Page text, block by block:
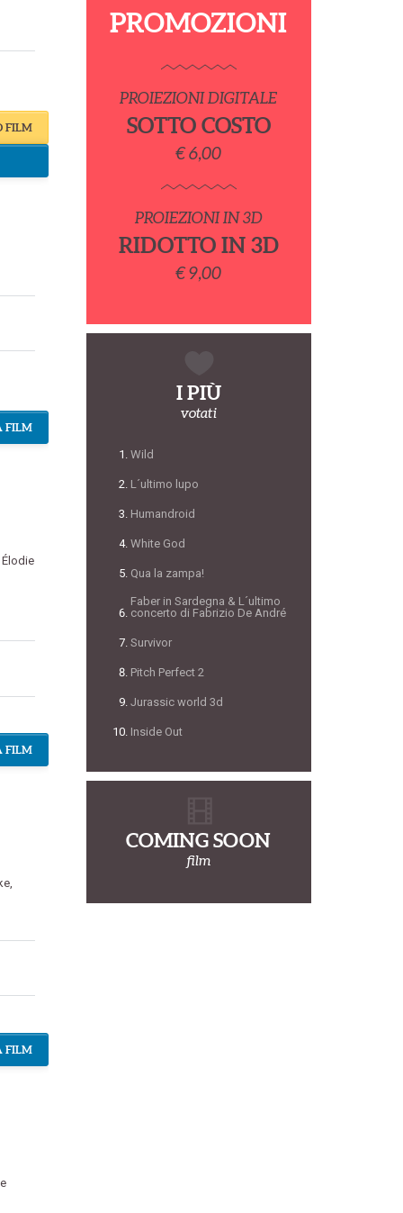
FILM
Élodie
FILM
,
FILM
FILM
PROMOZIONI
PROIEZIONI DIGITALE
SOTTO COSTO
€ 6,00
PROIEZIONI IN 3D
RIDOTTO IN 3D
€ 9,00
I PIÙ
votati
Wild
L´ultimo lupo
Humandroid
White God
Qua la zampa!
Faber in Sardegna & L´ultimo
concerto di Fabrizio De André
Survivor
Pitch Perfect 2
Jurassic world 3d
Inside Out
COMING SOON
film